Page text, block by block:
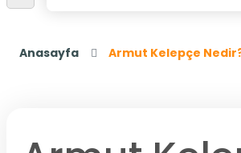
Anasayfa Armut Kelepçe